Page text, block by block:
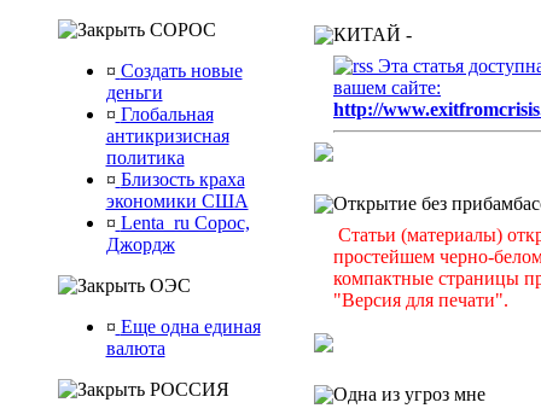
СОРОС
¤ Создать новые
деньги
¤ Глобальная
антикризисная
политика
¤ Близость краха
экономики США
¤ Lenta_ru Сорос,
Джордж
ОЭС
¤ Еще одна единая
валюта
РОССИЯ
КИТАЙ -
Эта статья
вашем сайте:
http://
Открытие без
Статьи (материалы)
простейшем черно-
компактные страницы
"Версия для печати".
Одна из угроз мне